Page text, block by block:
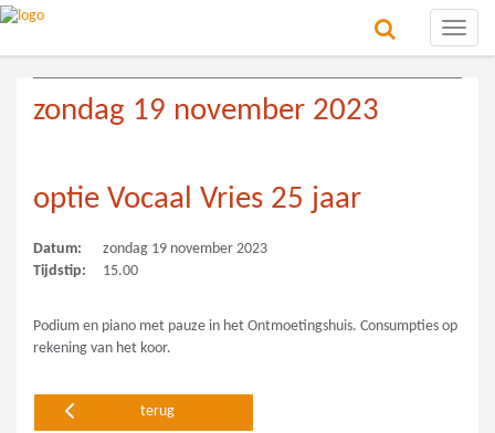
Toggle
zondag 19 november 2023
optie Vocaal Vries 25 jaar
Datum:
zondag 19 november 2023
Tijdstip:
15.00
Podium en piano met pauze in het Ontmoetingshuis. Consumpties op
rekening van het koor.
terug